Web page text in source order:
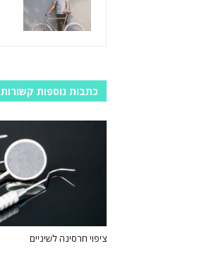
כתבות נוספות קשורות
ציפוי חרסינה לשיניים